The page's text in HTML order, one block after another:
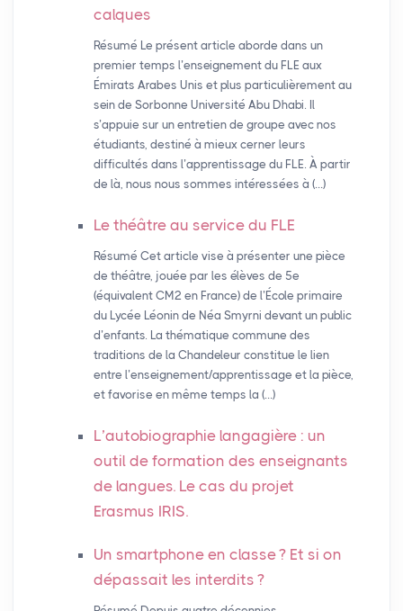
calques
Résumé Le présent article aborde dans un
premier temps l’enseignement du FLE aux
Émirats Arabes Unis et plus particulièrement au
sein de Sorbonne Université Abu Dhabi. Il
s’appuie sur un entretien de groupe avec nos
étudiants, destiné à mieux cerner leurs
difficultés dans l’apprentissage du FLE. À partir
de là, nous nous sommes intéressées à (…)
Le théâtre au service du FLE
Résumé Cet article vise à présenter une pièce
de théâtre, jouée par les élèves de 5e
(équivalent CM2 en France) de l’École primaire
du Lycée Léonin de Néa Smyrni devant un public
d’enfants. La thématique commune des
traditions de la Chandeleur constitue le lien
entre l’enseignement/apprentissage et la pièce,
et favorise en même temps la (…)
L’autobiographie langagière : un
outil de formation des enseignants
de langues. Le cas du projet
Erasmus IRIS.
Un smartphone en classe? Et si on
dépassait les interdits ?